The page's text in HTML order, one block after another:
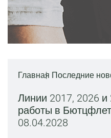
Главная Последние
Линии 2017, 2026
работы в
08.04.2028